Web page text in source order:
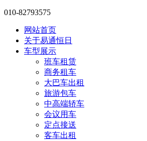
010-82793575
网站首页
关于易通恒日
车型展示
班车租赁
商务租车
大巴车出租
旅游包车
中高端轿车
会议用车
定点接送
客车出租